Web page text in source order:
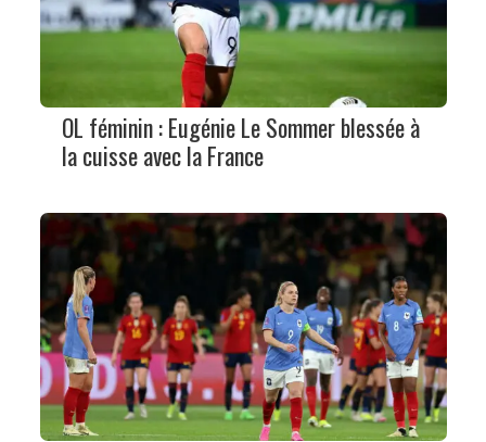
OL féminin : Eugénie Le Sommer blessée à
la cuisse avec la France